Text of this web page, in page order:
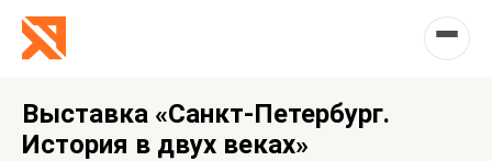
Выставка «Санкт-Петербург.
История в двух веках»